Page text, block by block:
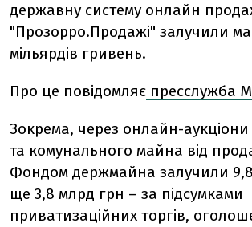
державну систему онлайн
"Прозорро.Продажі" залучили
мільярдів гривень.
Про це повідомляє пресслужба
Зокрема, через онлайн-
та комунального майна від
Фондом держмайна залучили
ще 3,8 млрд грн – за підсумками
приватизаційних торгів,